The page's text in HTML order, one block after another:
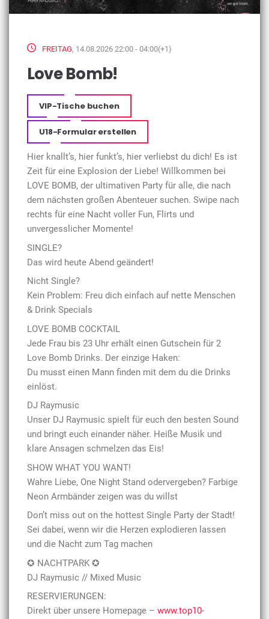
FREITAG, 14.08.2026 22:00 - 04:00(+1)
Love Bomb!
VIP-Tische buchen
U18-Formular erstellen
Hier knallt’s, hier funkt’s, hier verliebst du dich! Es ist
Zeit für eine Explosion der Liebe! Willkommen bei
LOVE BOMB, der ultimativen Party für alle, die nach
dem nächsten großen Abenteuer suchen. Swipe nach
rechts für eine Nacht voller Fun, Flirts und
unvergesslicher Momente!
SINGLE?
Das wird heute Abend geändert!
Nicht Single?
Kein Problem: Freu dich einfach auf nette Menschen
& Drink Specials
LOVE BOMB COCKTAIL
Jede Frau bis 23 Uhr erhält einen Gutschein für 2
Love Bomb Drinks. Der einzige Haken:
Du musst einen Mann finden mit dem du die Drinks
einlöst.
DJ Raymusic
Unser DJ Raymusic spielt für euch den besten Sound
und bringt euch einander näher. Heiße Musik und
klare Ansagen schmelzen das Eis!
SHOW WHAT YOU WANT!
Wahre Liebe, One Night Stand odervergeben? Farbige
Neon Armbänder zeigen was du willst
Don’t miss out on the hottest Single Party der Stadt!
Sei dabei, wenn wir die Herzen explodieren lassen
und die Nacht zum Tag machen
✪ NACHTPARK ✪
DJ Raymusic // Mixed Music
RESERVIERUNGEN:
Direkt über unsere Homepage – www.top10-